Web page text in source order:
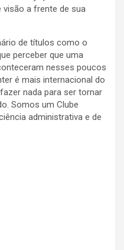
a frente de sua
de títulos como o
perceber que uma
nesses poucos
é mais internacional do
nada para ser tornar
Somos um Clube
administrativa e de